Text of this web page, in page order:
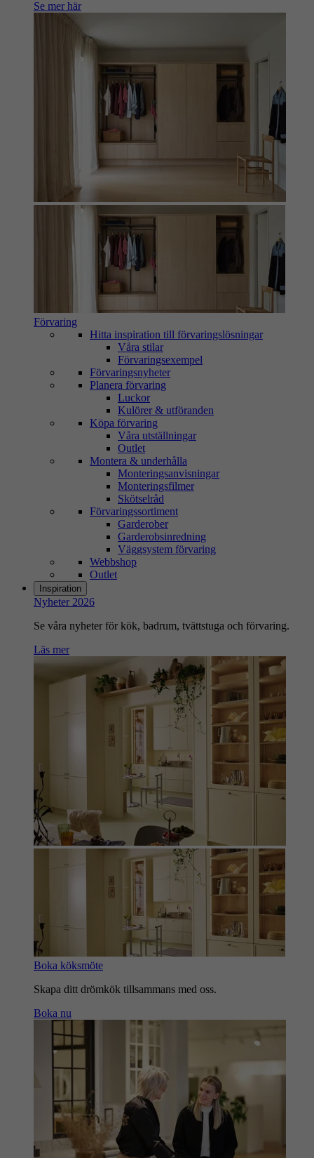
Se mer här
Förvaring
Hitta inspiration till förvaringslösningar
Våra stilar
Förvaringsexempel
Förvaringsnyheter
Planera förvaring
Luckor
Kulörer & utföranden
Köpa förvaring
Våra utställningar
Outlet
Montera & underhålla
Monteringsanvisningar
Monteringsfilmer
Skötselråd
Förvaringssortiment
Garderober
Garderobsinredning
Väggsystem förvaring
Webbshop
Outlet
Inspiration
Nyheter 2026
Se våra nyheter för kök, badrum, tvättstuga och förvaring.
Läs mer
Boka köksmöte
Skapa ditt drömkök tillsammans med oss.
Boka nu